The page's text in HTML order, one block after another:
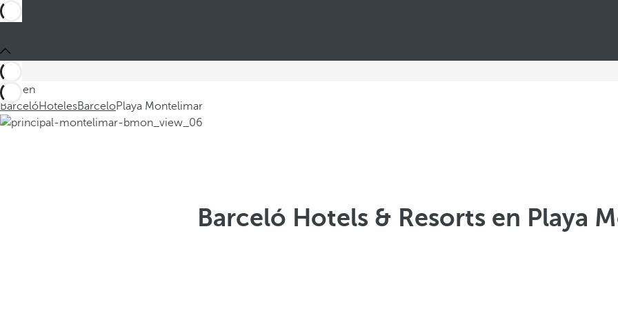
Está en
BarcelóHotelesBarceloPlaya Montelimar
Barceló Hotels & Resorts en Playa